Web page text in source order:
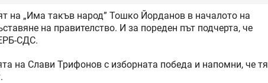
на „Има такъв народ” Тошко Йорданов в началото на
на правителство. И за пореден път подчерта, че
СДС.
на Слави Трифонов с изборната победа и напомни, че тя